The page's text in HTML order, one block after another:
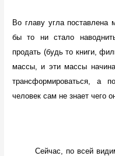
Во главу угла поставлена
бы то ни стало
продать (будь то книги,
массы, и эти массы
трансформироваться, а
человек сам не знает чего
Сейчас, по всей